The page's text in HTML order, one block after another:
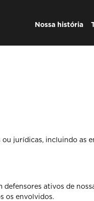
Nossa história
ou jurídicas, incluindo as
defensores ativos de
os envolvidos.